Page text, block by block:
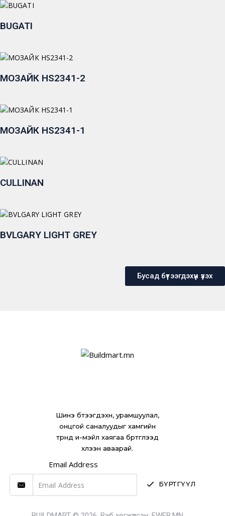
BUGATI
МОЗАЙК HS2341-2
МОЗАЙК HS2341-1
CULLINAN
BVLGARY LIGHT GREY
Бусад бүтээгдэхүүн үзэх
Шинэ бүтээгдэхүүн, урамшуулал,
онцгой саналуудыг хамгийн
түрүүнд и-мэйл хаягаа бүртгүүлээд
хүлээн аваарай.
Email Address
БҮРТГҮҮЛ